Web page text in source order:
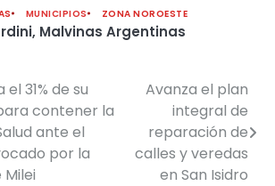
MUNICIPIOS ZONA NOROESTE
, Malvinas Argentinas
31% de su
contener la
ante el
por la
Avanza el plan
integral de
reparación de
calles y veredas
en San Isidro